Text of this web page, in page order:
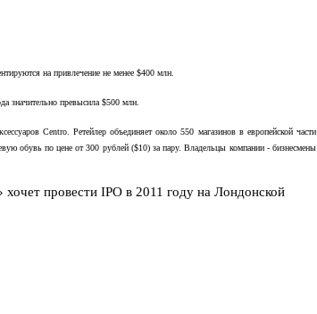
на привлечение не менее $400 млн.
значительно превысила $500 млн.
Centro. Ретейлер объединяет около 550 магазинов в европейской части
обувь по цене от 300 рублей ($10) за пару. Владельцы компании - бизнесмены
провести IPO в 2011 году на Лондонской